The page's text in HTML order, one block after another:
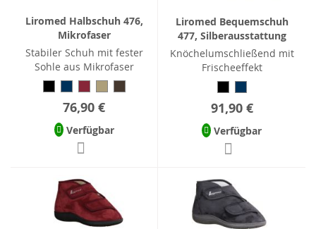
Liromed Halbschuh 476,
Mikrofaser
Stabiler Schuh mit fester
Sohle aus Mikrofaser
76,90 €
Verfügbar
Liromed Bequemschuh
477, Silberausstattung
Knöchelumschließend mit
Frischeeffekt
91,90 €
Verfügbar